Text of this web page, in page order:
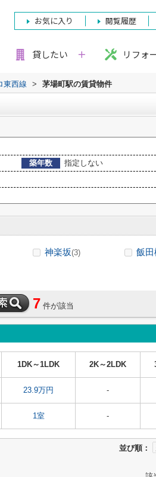
お気に入り 閲覧履歴
貸したい リフォ
東西線 > 茅場町駅の賃貸物件
築年数
指定しない
神楽坂(3) 飯田
7 件が該当
1DK～1LDK 2K～2LDK
23.9万円 -
1室 -
並び順：